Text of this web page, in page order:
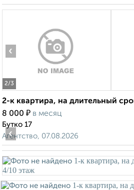
2/3
‹
2-к квартира, на длительный
8 000 ₽ в месяц
Бутко 17
Агентство, 07.08.2026
‹